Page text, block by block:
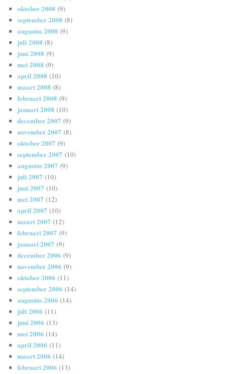
oktober 2008 (9)
september 2008 (8)
augustus 2008 (9)
juli 2008 (8)
juni 2008 (9)
mei 2008 (9)
april 2008 (10)
maart 2008 (8)
februari 2008 (9)
januari 2008 (10)
december 2007 (9)
november 2007 (8)
oktober 2007 (9)
september 2007 (10)
augustus 2007 (9)
juli 2007 (10)
juni 2007 (10)
mei 2007 (12)
april 2007 (10)
maart 2007 (12)
februari 2007 (9)
januari 2007 (9)
december 2006 (9)
november 2006 (9)
oktober 2006 (11)
september 2006 (14)
augustus 2006 (14)
juli 2006 (11)
juni 2006 (13)
mei 2006 (14)
april 2006 (11)
maart 2006 (14)
februari 2006 (13)